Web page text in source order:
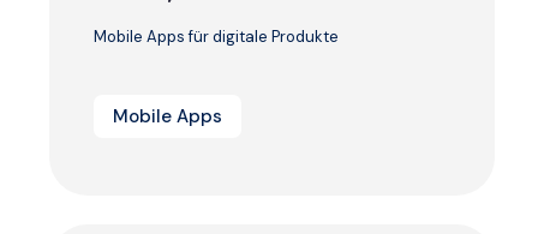
Mobile Apps für digitale Produkte
Mobile Apps